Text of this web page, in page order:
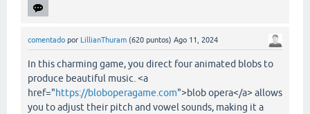
comentado por LillianThuram (620 puntos) Ago 11, 2024
In this charming game, you direct four animated blobs to
produce beautiful music. <a
href="https://bloboperagame.com">blob opera</a> allows
you to adjust their pitch and vowel sounds, making it a